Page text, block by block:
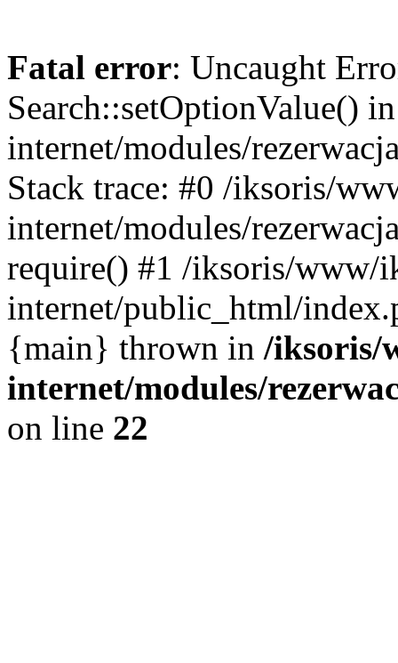
Fatal error: Uncaught
Search::setOptionValue()
internet/modules/
Stack trace: #0 /iksoris/
internet/modules/
require() #1 /iksoris/www/
internet/public_html/
{main} thrown in /iksoris/
internet/modules/
on line 22